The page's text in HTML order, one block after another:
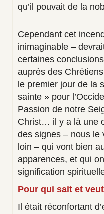
qu’il pouvait de la
Cependant cet
inimaginable –
certaines
auprès des
le premier jour de la
sainte » pour
Passion de notre
Christ… il y a là une
des signes – nous le
loin – qui vont bien
apparences, et qui
signification
Pour qui sait et
Il était réconfortant